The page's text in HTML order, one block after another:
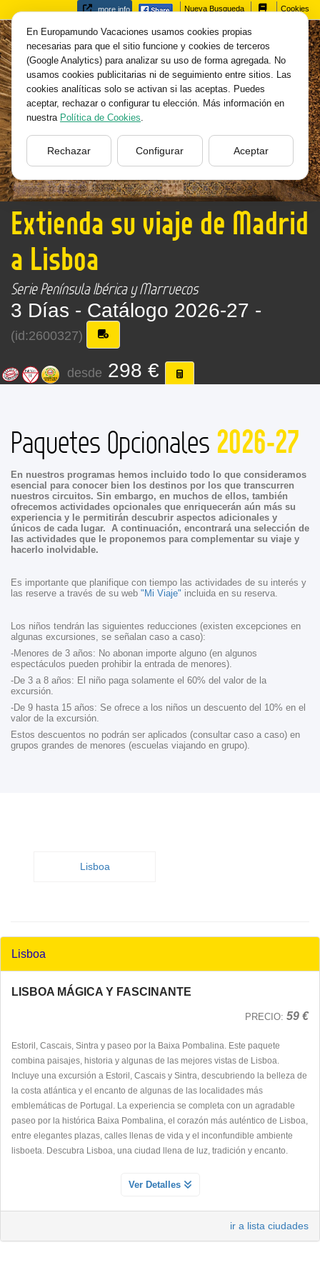
more info Nueva Busqueda Cookies
Extienda su viaje de Madrid
a Lisboa
Serie Península Ibérica y Marruecos
3 Días - Catálogo 2026-27 -
(id:2600327)
desde 298 €
Paquetes Opcionales 2026-27
En nuestros programas hemos incluido todo lo que consideramos
esencial para conocer bien los destinos por los que transcurren
nuestros circuitos. Sin embargo, en muchos de ellos, también
ofrecemos actividades opcionales que enriquecerán aún más su
experiencia y le permitirán descubrir aspectos adicionales y
únicos de cada lugar. A continuación, encontrará una selección de
las actividades que le proponemos para complementar su viaje y
hacerlo inolvidable.
Es importante que planifique con tiempo las actividades de su interés y
las reserve a través de su web "Mi Viaje" incluida en su reserva.
Los niños tendrán las siguientes reducciones (existen excepciones en
algunas excursiones, se señalan caso a caso):
-Menores de 3 años: No abonan importe alguno (en algunos
espectáculos pueden prohibir la entrada de menores).
-De 3 a 8 años: El niño paga solamente el 60% del valor de la
excursión.
-De 9 hasta 15 años: Se ofrece a los niños un descuento del 10% en el
valor de la excursión.
Estos descuentos no podrán ser aplicados (consultar caso a caso) en
grupos grandes de menores (escuelas viajando en grupo).
Lisboa
Lisboa
LISBOA MÁGICA Y FASCINANTE
PRECIO: 59 €
Estoril, Cascais, Sintra y paseo por la Baixa Pombalina. Este paquete
combina paisajes, historia y algunas de las mejores vistas de Lisboa.
Incluye una excursión a Estoril, Cascais y Sintra, descubriendo la belleza de
la costa atlántica y el encanto de algunas de las localidades más
emblemáticas de Portugal. La experiencia se completa con un agradable
paseo por la histórica Baixa Pombalina, el corazón más auténtico de Lisboa,
entre elegantes plazas, calles llenas de vida y el inconfundible ambiente
lisboeta. Descubra Lisboa, una ciudad llena de luz, tradición y encanto.
PASEO POR LAS BELLAS PLAZAS Y LA BAJA POMBALINA
de Lisboa, comenzando en la elegante Plaza de los Restauradores y
Ver Detalles
ir a lista ciudades
En Europamundo Vacaciones usamos cookies propias
necesarias para que el sitio funcione y cookies de terceros
(Google Analytics) para analizar su uso de forma agregada. No
usamos cookies publicitarias ni de seguimiento entre sitios. Las
cookies analíticas solo se activan si las aceptas. Puedes
aceptar, rechazar o configurar tu elección. Más información en
nuestra Política de Cookies.
Rechazar Configurar Aceptar